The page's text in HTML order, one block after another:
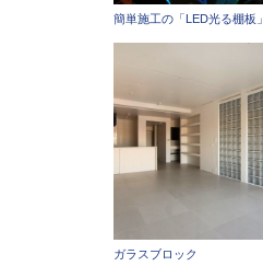
簡単施工の「LED光る棚板」
ガラスブロック